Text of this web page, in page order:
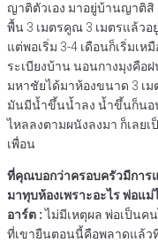
ญาติตัวเอง มาอยู่บ้านญาติสิ
พื้น 3 เมตรคูณ 3 เมตรแล้วอ
แต่พอเริ่ม 3-4 เดือนก็เริ่มเ
ระเบียงบ้าน นอนกางมุงคื
มหาชัยได้มาห้องขนาด 3 เ
มันมีน้ำขึ้นน้ำลง น้ำขึ้นก็นอ
ไหลลงตามผนังลงมา ก็เลย
เพื่อน
ที่คุณบอกว่าครอบครัวมีการ
มาทุบห้องเพราะอะไร พ่อแม่
อาร์ต :ไม่มีเหตุผล พ่อเป็นค
ที่เขายืนตอนนี้คือพลาดแล้ว